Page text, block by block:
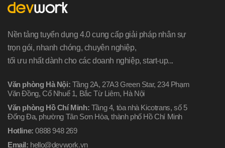
Nền tảng tuyển dụng 4.0 cung cấp giải pháp nhân sự
trọn gói, nhanh chóng, chuyên nghiệp,
tối ưu nhất dành cho các doanh nghiệp, start-up...
Văn phòng Hà Nội: Tầng 2A, 27A3 Green Star, 234 Phạm
Văn Đồng, Cổ Nhuế 1, Bắc Từ Liêm, Hà Nội
Văn phòng Hồ Chí Minh: Tầng 4, tòa nhà Kicotrans, số 5
Đống Đa, phường Tân Sơn Hòa, thành phố Hồ Chí Minh
Hotline: 0888 948 269
Email: hello@devwork.vn